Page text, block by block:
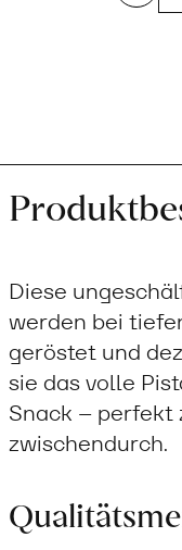
Diese
werden bei
geröstet und
sie das volle
Snack – perfekt
zwischendurch.